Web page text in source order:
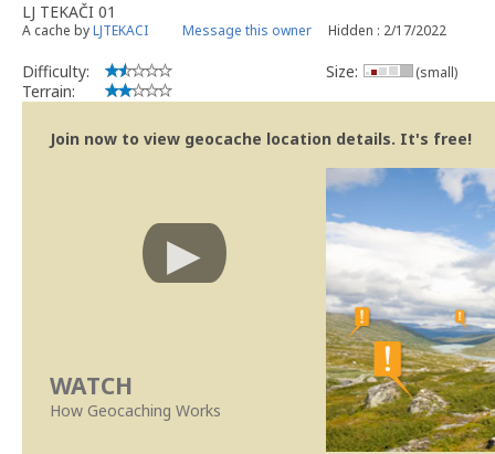
LJ TEKAČI 01
A cache byLJTEKACI Message this owner Hidden : 2/17/2022
Difficulty:
Terrain:
Size: (small)
Join now to view geocache location details. It's free!
WATCH
How Geocaching Works